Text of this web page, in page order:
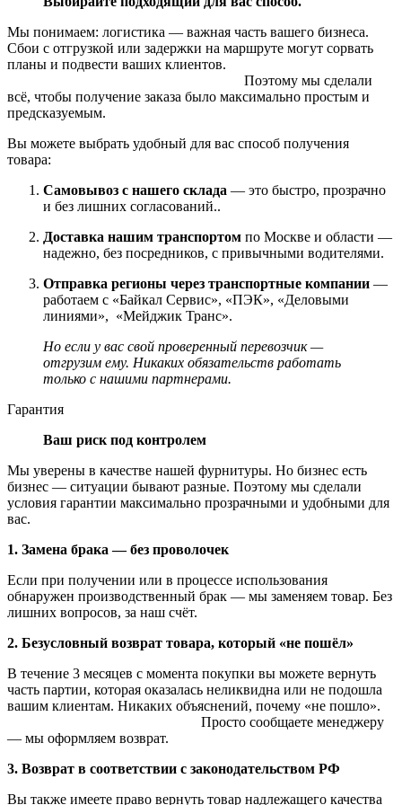
Мы понимаем: логистика — важная часть вашего бизнеса.
Сбои с отгрузкой или задержки на маршруте могут сорвать
планы и подвести ваших клиентов.
Поэтому мы сделали
всё, чтобы получение заказа было максимально простым и
предсказуемым.
Вы можете выбрать удобный для вас способ получения
товара:
Самовывоз с нашего склада — это быстро, прозрачно
и без лишних согласований..
Доставка нашим транспортом по Москве и области —
надежно, без посредников, с привычными водителями.
Отправка регионы через транспортные компании —
работаем с «Байкал Сервис», «ПЭК», «Деловыми
линиями», «Мейджик Транс».
Но если у вас свой проверенный перевозчик —
отгрузим ему. Никаких обязательств работать
только с нашими партнерами.
Гарантия
Ваш риск под контролем
Мы уверены в качестве нашей фурнитуры. Но бизнес есть
бизнес — ситуации бывают разные. Поэтому мы сделали
условия гарантии максимально прозрачными и удобными для
вас.
1. Замена брака — без проволочек
Если при получении или в процессе использования
обнаружен производственный брак — мы заменяем товар. Без
лишних вопросов, за наш счёт.
2. Безусловный возврат товара, который «не пошёл»
В течение 3 месяцев с момента покупки вы можете вернуть
часть партии, которая оказалась неликвидна или не подошла
вашим клиентам. Никаких объяснений, почему «не пошло».
Просто сообщаете менеджеру
— мы оформляем возврат.
3. Возврат в соответствии с законодательством РФ
Вы также имеете право вернуть товар надлежащего качества